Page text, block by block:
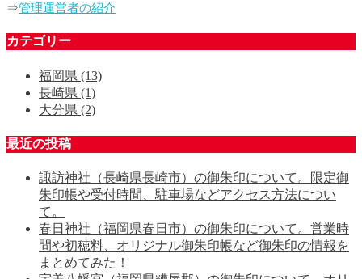
⇒管理運営者の紹介
カテゴリー
福岡県 (13)
長崎県 (1)
大分県 (2)
最近の投稿
諏訪神社（長崎県長崎市）の御朱印について。限定御
朱印帳や受付時間、駐車場などアクセス方法につい
て。
春日神社（福岡県春日市）の御朱印について。営業時
間や初穂料、オリジナル御朱印帳など御朱印の情報を
まとめてみた！